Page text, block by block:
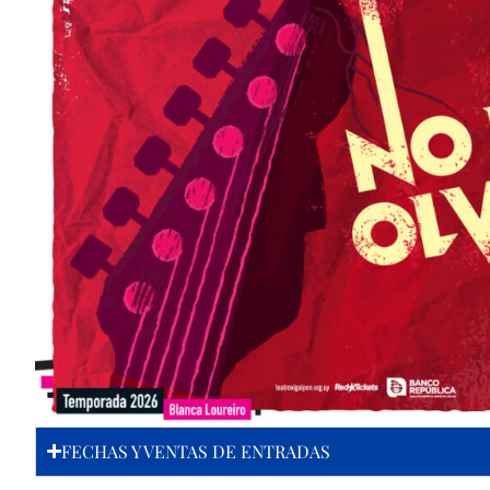
FECHAS Y VENTAS DE ENTRADAS